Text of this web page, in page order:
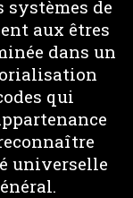
de
aux êtres
dans un
qui
universelle